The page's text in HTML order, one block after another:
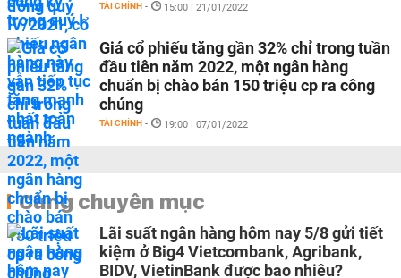
TÀI CHÍNH - 15:00 | 21/01/2022
Giá cổ phiếu tăng gần 32% chỉ trong tuần
đầu tiên năm 2022, một ngân hàng
chuẩn bị chào bán 150 triệu cp ra công
chúng
TÀI CHÍNH - 19:00 | 07/01/2022
Cùng chuyên mục
Lãi suất ngân hàng hôm nay 5/8 gửi tiết
kiệm ở Big4 Vietcombank, Agribank,
BIDV, VietinBank được bao nhiêu?